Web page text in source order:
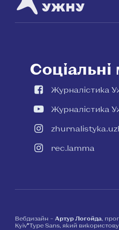
УЖНУ
Журналістика
Журналістика
rec.lamma
Вебдизайн – Артур Логойда,
Kyiv*Type Sans, який